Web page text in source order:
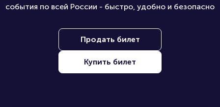
события по всей России - быстро, удобно и безопасно
Продать билет
Купить билет